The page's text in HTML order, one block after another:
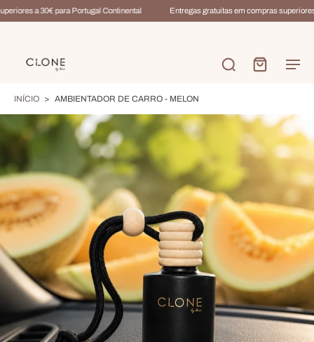
a 30€ para Portugal Continental Entregas gratuitas em compras
INÍCIO > AMBIENTADOR DE CARRO - MELON